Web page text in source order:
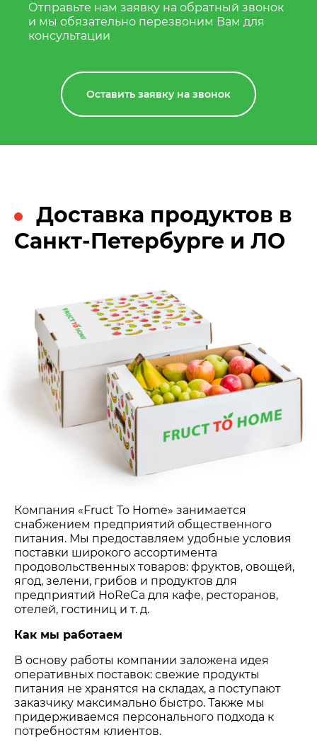
Отправьте нам заявку на обратный звонок
и мы обязательно перезвоним Вам для
консультации
Оставить заявку на звонок
Доставка продуктов в
Санкт-Петербурге и ЛО
Компания «Fruct To Home» занимается
снабжением предприятий общественного
питания. Мы предоставляем удобные условия
поставки широкого ассортимента
продовольственных товаров: фруктов, овощей,
ягод, зелени, грибов и продуктов для
предприятий HoReCa для кафе, ресторанов,
отелей, гостиниц и т. д.
Как мы работаем
В основу работы компании заложена идея
оперативных поставок: свежие продукты
питания не хранятся на складах, а поступают
заказчику максимально быстро. Также мы
придерживаемся персонального подхода к
потребностям клиентов.